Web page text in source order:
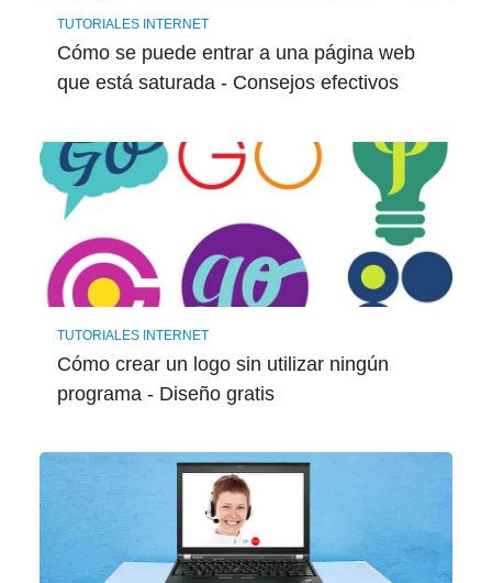
TUTORIALES INTERNET
Cómo se puede entrar a una página web
que está saturada - Consejos efectivos
TUTORIALES INTERNET
Cómo crear un logo sin utilizar ningún
programa - Diseño gratis